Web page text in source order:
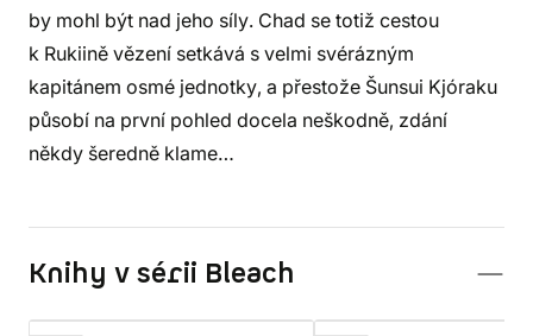
by mohl být nad jeho síly. Chad se totiž cestou
k Rukiině vězení setkává s velmi svérázným
kapitánem osmé jednotky, a přestože Šunsui Kjóraku
působí na první pohled docela neškodně, zdání
někdy šeredně klame…
Knihy v sérii Bleach